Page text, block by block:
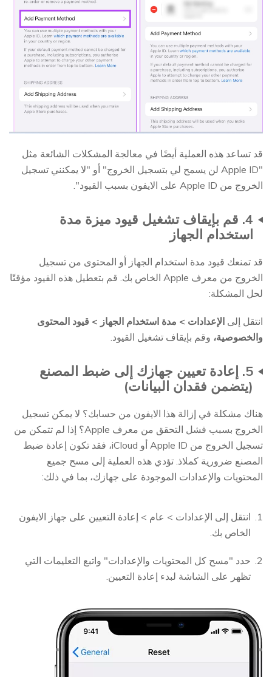
قد تساعد هذه العملية أيضًا في معالجة المشكلات الشائعة مثل
"Apple ID لن يسمح لي بتسجيل الخروج" أو "لا يمكنني تسجيل
الخروج من Apple ID على الايفون بسبب القيود".
4. قم بإيقاف تشغيل قيود ميزة مدة
استخدام الجهاز
قد تمنعك قيود مدة استخدام الجهاز أو المحتوى من تسجيل
الخروج من معرف Apple الخاص بك. قم بتعطيل هذه القيود مؤقتًا
لحل المشكلة:
انتقل إلى الإعدادات > مدة استخدام الجهاز > قيود المحتوى
والخصوصية، وقم بإيقاف تشغيل القيود.
5. إعادة تعيين جهازك إلى ضبط المصنع
(يتضمن فقدان البيانات)
هناك مشكلة في إزالة هذا الايفون من حسابك؟ لا يمكن تسجيل
الخروج بسبب فشل التحقق من معرف Apple؟ إذا لم تتمكن من
تسجيل الخروج من Apple ID أو iCloud، فقد تكون إعادة ضبط
المصنع ضرورية كملاذ. تؤدي هذه العملية إلى مسح جميع
المحتويات والإعدادات الموجودة على جهازك، بما في ذلك:
انتقل إلى الإعدادات > عام > إعادة التعيين على جهاز الايفون
الخاص بك.
حدد "مسح كل المحتويات والإعدادات" واتبع التعليمات التي
تظهر على الشاشة لبدء إعادة التعيين.